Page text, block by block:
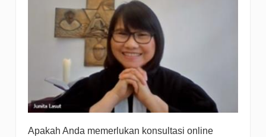
Apakah Anda memerlukan konsultasi online